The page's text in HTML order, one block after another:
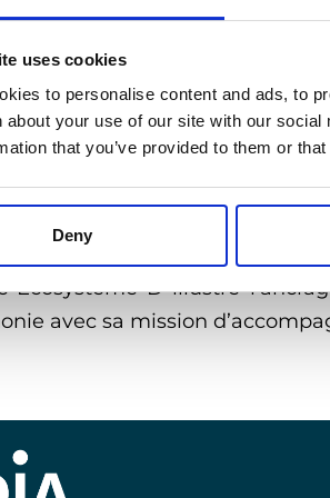
uses cookies
to personalise content and ads, to
about your use of our site with our
that you’ve provided to them or
Deny
les grands projets industriels
dynamique,
et de la région Hauts-
nombreux défis aux côtés des
pouvoir participer au
de beaux projets,
Nord.
Ecosystème D illustre
avec sa mission